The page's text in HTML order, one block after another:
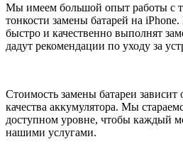
Мы имеем большой опыт работы с
тонкости замены батарей на
быстро и качественно выполнят
дадут рекомендации по уходу за
Стоимость замены батареи зависит
качества аккумулятора. Мы
доступном уровне, чтобы каждый
нашими услугами.